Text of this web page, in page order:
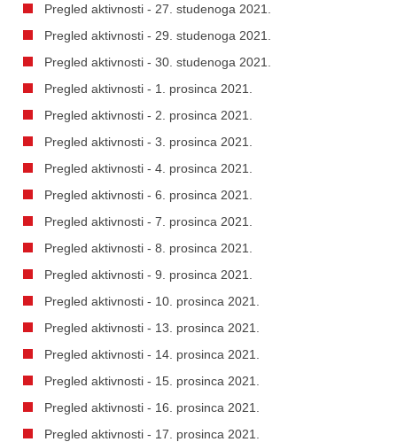
Pregled aktivnosti - 27. studenoga 2021.
Pregled aktivnosti - 29. studenoga 2021.
Pregled aktivnosti - 30. studenoga 2021.
Pregled aktivnosti - 1. prosinca 2021.
Pregled aktivnosti - 2. prosinca 2021.
Pregled aktivnosti - 3. prosinca 2021.
Pregled aktivnosti - 4. prosinca 2021.
Pregled aktivnosti - 6. prosinca 2021.
Pregled aktivnosti - 7. prosinca 2021.
Pregled aktivnosti - 8. prosinca 2021.
Pregled aktivnosti - 9. prosinca 2021.
Pregled aktivnosti - 10. prosinca 2021.
Pregled aktivnosti - 13. prosinca 2021.
Pregled aktivnosti - 14. prosinca 2021.
Pregled aktivnosti - 15. prosinca 2021.
Pregled aktivnosti - 16. prosinca 2021.
Pregled aktivnosti - 17. prosinca 2021.